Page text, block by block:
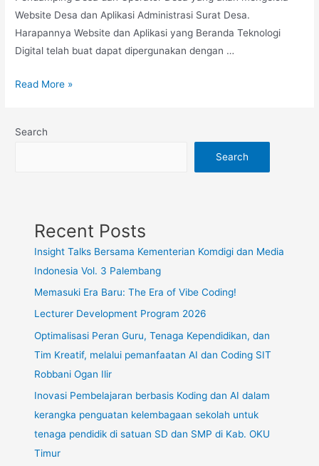
Website Desa dan Aplikasi Administrasi Surat Desa.
Harapannya Website dan Aplikasi yang Beranda Teknologi
Digital telah buat dapat dipergunakan dengan …
Read More »
Search
Search
Recent Posts
Insight Talks Bersama Kementerian Komdigi dan Media
Indonesia Vol. 3 Palembang
Memasuki Era Baru: The Era of Vibe Coding!
Lecturer Development Program 2026
Optimalisasi Peran Guru, Tenaga Kependidikan, dan
Tim Kreatif, melalui pemanfaatan AI dan Coding SIT
Robbani Ogan Ilir
Inovasi Pembelajaran berbasis Koding dan AI dalam
kerangka penguatan kelembagaan sekolah untuk
tenaga pendidik di satuan SD dan SMP di Kab. OKU
Timur